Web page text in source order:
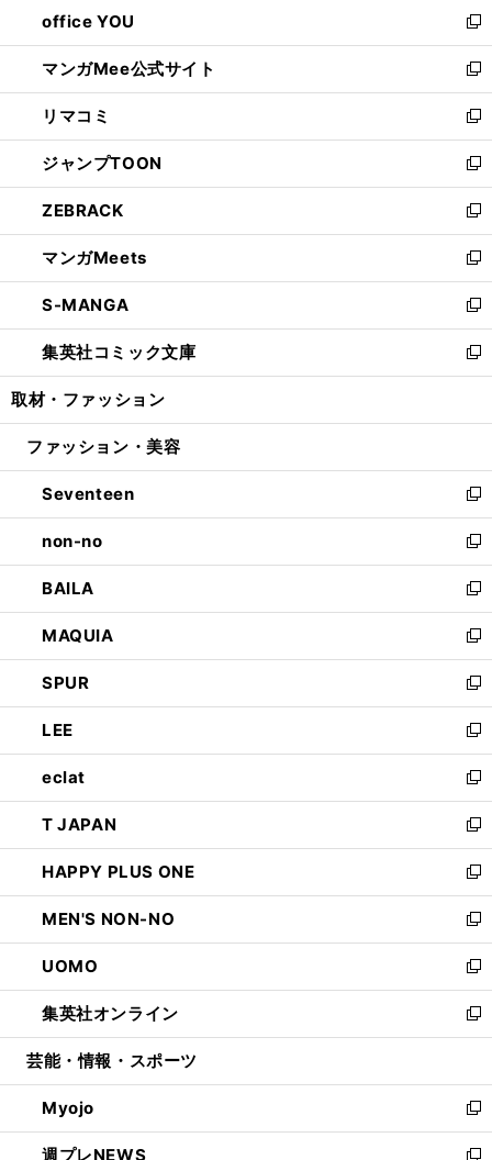
く
で
開
く
ィ
ン
ド
ウ
で
開
く
い
ウ
ィ
ン
ド
ウ
で
開
く
office YOU
新
し
い
ウ
ィ
ン
ド
ウ
で
開
く
マンガMee公式サイト
新
し
い
ウ
ィ
ン
ド
ウ
で
開
く
リマコミ
新
し
い
ウ
ィ
ン
ド
ウ
で
開
く
ジャンプTOON
新
し
い
ウ
ィ
ン
ド
ウ
で
開
ZEBRACK
新
し
い
ウ
ィ
ン
ド
ウ
開
マンガMeets
新
し
い
ウ
ィ
ン
ウ
開
く
S-MANGA
新
し
い
ウ
ン
ウ
で
開
く
集英社コミック文庫
新
し
ウ
ン
ド
ウ
で
開
く
取材・ファッション
ファッション・美容
Seventeen
新
し
い
ウ
ィ
ン
ド
ウ
で
開
く
non-no
新
し
い
ウ
ィ
ン
ド
ウ
で
開
く
BAILA
新
し
い
ウ
ィ
ン
ド
ウ
で
開
く
MAQUIA
新
し
い
ウ
ィ
ン
ド
ウ
で
開
く
SPUR
新
し
い
ウ
ィ
ン
ド
ウ
で
開
く
LEE
新
し
い
ウ
ィ
ン
ド
ウ
で
開
く
eclat
新
し
い
ウ
ィ
ン
ド
ウ
で
開
く
T JAPAN
新
し
い
ウ
ィ
ン
ド
ウ
で
開
HAPPY PLUS ONE
新
し
い
ウ
ィ
ン
ド
ウ
開
く
MEN'S NON-NO
新
し
い
ウ
ィ
ン
ウ
で
開
く
UOMO
新
し
い
ウ
ン
ド
ウ
で
集英社オンライン
新
し
ウ
ィ
ン
芸能・情報・スポーツ
Myojo
新
し
週プレNEWS